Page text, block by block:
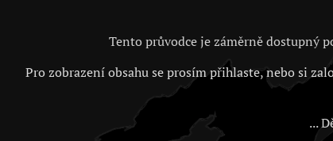
Tento průvodce je záměrně dostupný
Pro zobrazení obsahu se prosím přihlaste, nebo si
...